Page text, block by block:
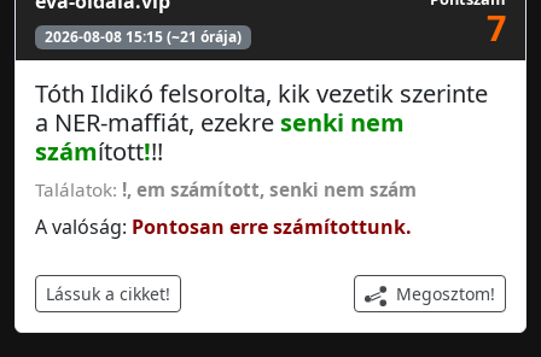
2026-08-08 15:15 (~21 órája) 7
Tóth Ildikó felsorolta, kik vezetik szerinte
a NER-maffiát, ezekre senki nem
számított!!!
Találatok: !, em számított, senki nem szám
A valóság: Pontosan erre számítottunk.
Lássuk a cikket! Megosztom!